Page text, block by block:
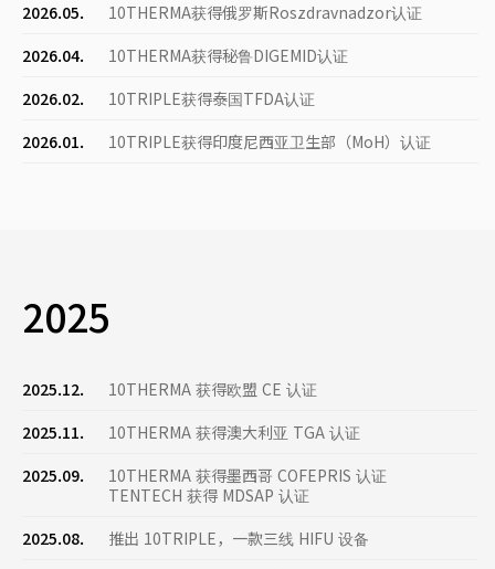
2026.05.
10THERMA获得俄罗斯Roszdravnadzor认证
2026.04.
10THERMA获得秘鲁DIGEMID认证
2026.02.
10TRIPLE获得泰国TFDA认证
2026.01.
10TRIPLE获得印度尼西亚卫生部（MoH）认证
2025
2025.12.
10THERMA 获得欧盟 CE 认证
2025.11.
10THERMA 获得澳大利亚 TGA 认证
2025.09.
10THERMA 获得墨西哥 COFEPRIS 认证
TENTECH 获得 MDSAP 认证
2025.08.
推出 10TRIPLE，一款三线 HIFU 设备